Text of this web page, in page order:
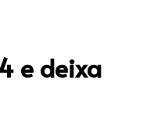
e deixa